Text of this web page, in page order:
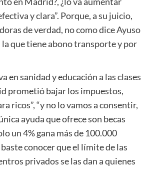
y clara”. Porque, a su juicio,
de verdad, no como dice Ayuso
la que tiene abono transporte y por
en sanidad y educación a las clases
prometió bajar los impuestos,
ricos”, “y no lo vamos a consentir,
ayuda que ofrece son becas
un 4% gana más de 100.000
conocer que el límite de las
privados se las dan a quienes